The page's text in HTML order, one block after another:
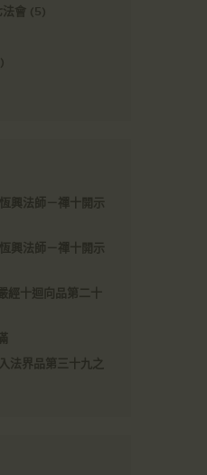
會 (5)
興法師－禪十開示
興法師－禪十開示
經十迴向品第二十
法界品第三十九之